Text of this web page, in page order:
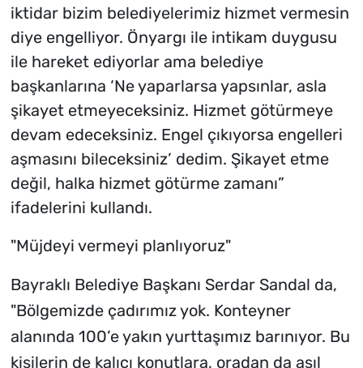
iktidar bizim belediyelerimiz hizmet vermesin
diye engelliyor. Önyargı ile intikam duygusu
ile hareket ediyorlar ama belediye
başkanlarına ‘Ne yaparlarsa yapsınlar, asla
şikayet etmeyeceksiniz. Hizmet götürmeye
devam edeceksiniz. Engel çıkıyorsa engelleri
aşmasını bileceksiniz’ dedim. Şikayet etme
değil, halka hizmet götürme zamanı”
ifadelerini kullandı.
"Müjdeyi vermeyi planlıyoruz"
Bayraklı Belediye Başkanı Serdar Sandal da,
"Bölgemizde çadırımız yok. Konteyner
alanında 100’e yakın yurttaşımız barınıyor. Bu
kişilerin de kalıcı konutlara, oradan da asıl